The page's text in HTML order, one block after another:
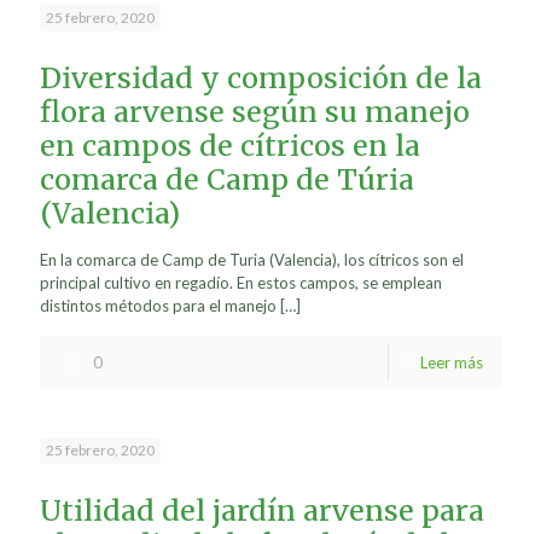
25 febrero, 2020
Diversidad y composición de la
flora arvense según su manejo
en campos de cítricos en la
comarca de Camp de Túria
(Valencia)
En la comarca de Camp de Turia (Valencia), los cítricos son el
principal cultivo en regadío. En estos campos, se emplean
distintos métodos para el manejo […]
0 Leer más
25 febrero, 2020
Utilidad del jardín arvense para